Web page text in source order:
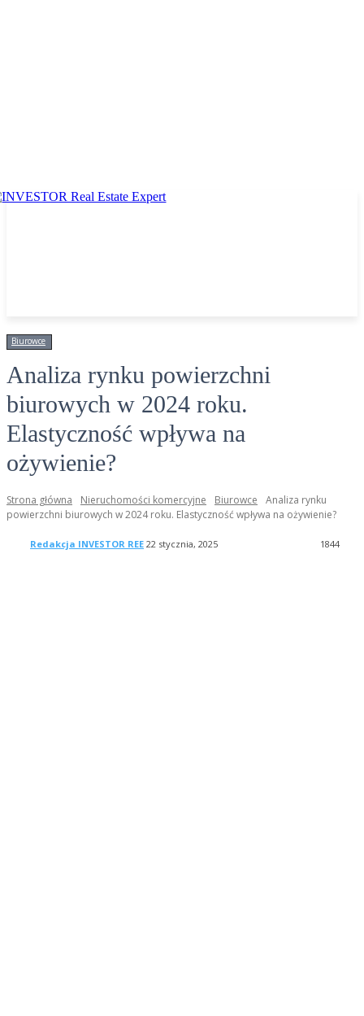
Biurowce
Analiza rynku powierzchni
biurowych w 2024 roku.
Elastyczność wpływa na
ożywienie?
Strona główna Nieruchomości komercyjne Biurowce
Analiza rynku
powierzchni biurowych w 2024 roku. Elastyczność wpływa na ożywienie?
Redakcja INVESTOR REE 22 stycznia, 2025 1844